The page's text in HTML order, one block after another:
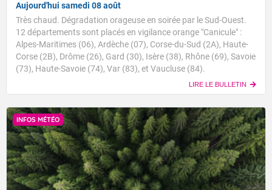
Aujourd'hui samedi 08 août
Très chaud. Dégradation orageuse en soirée par le Sud-Ouest.
12 départements sont placés en vigilance orange "Canicule" :
Alpes-Maritimes (06), Ardèche (07), Corse-du-Sud (2A), Haute-
Corse (2B), Drôme (26), Gard (30), Isère (38), Rhône (69), Savoie
(73), Haute-Savoie (74), Var (83), et Vaucluse (84).
LIRE LE BULLETIN
INFOS MÉTÉO